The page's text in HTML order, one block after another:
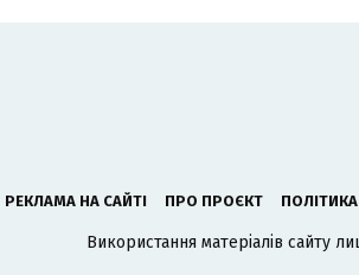
РЕКЛАМА НА САЙТІ ПРО ПРОЄКТ
Використання матеріалів сайту